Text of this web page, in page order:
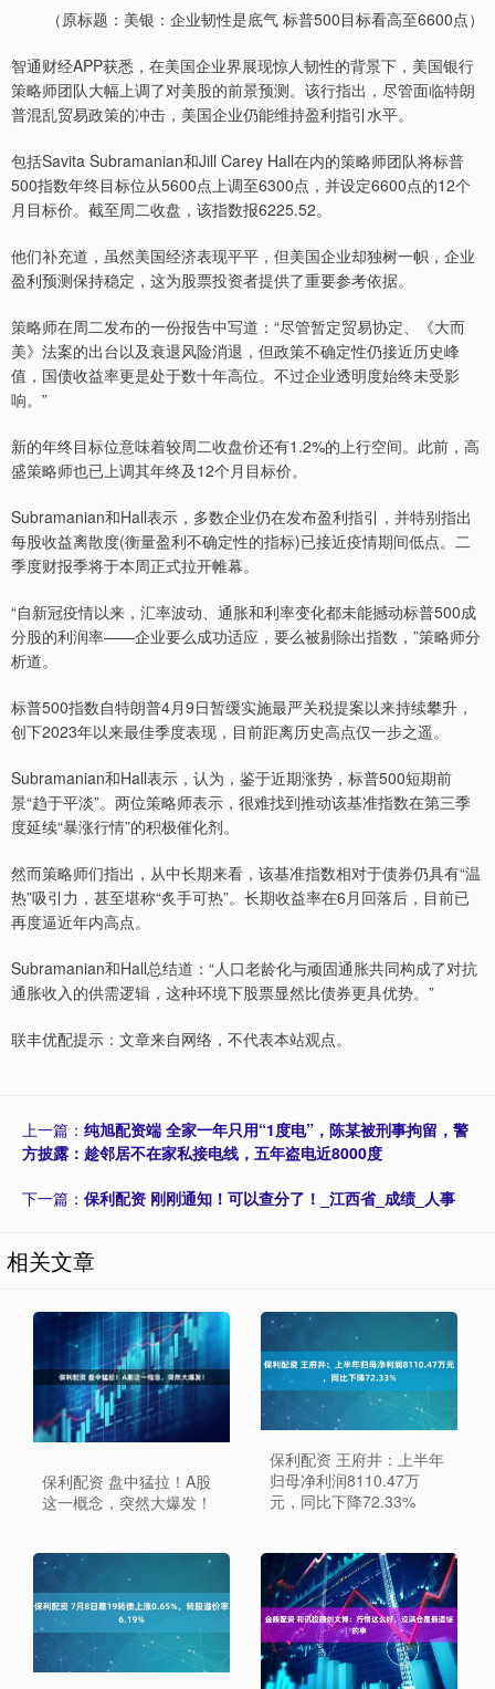
（原标题：美银：企业韧性是底气 标普500目标看高至6600点）
智通财经APP获悉，在美国企业界展现惊人韧性的背景下，美国银行
策略师团队大幅上调了对美股的前景预测。该行指出，尽管面临特朗
普混乱贸易政策的冲击，美国企业仍能维持盈利指引水平。
包括Savita Subramanian和Jill Carey Hall在内的策略师团队将标普
500指数年终目标位从5600点上调至6300点，并设定6600点的12个
月目标价。截至周二收盘，该指数报6225.52。
他们补充道，虽然美国经济表现平平，但美国企业却独树一帜，企业
盈利预测保持稳定，这为股票投资者提供了重要参考依据。
策略师在周二发布的一份报告中写道：“尽管暂定贸易协定、《大而
美》法案的出台以及衰退风险消退，但政策不确定性仍接近历史峰
值，国债收益率更是处于数十年高位。不过企业透明度始终未受影
响。”
新的年终目标位意味着较周二收盘价还有1.2%的上行空间。此前，高
盛策略师也已上调其年终及12个月目标价。
Subramanian和Hall表示，多数企业仍在发布盈利指引，并特别指出
每股收益离散度(衡量盈利不确定性的指标)已接近疫情期间低点。二
季度财报季将于本周正式拉开帷幕。
“自新冠疫情以来，汇率波动、通胀和利率变化都未能撼动标普500成
分股的利润率——企业要么成功适应，要么被剔除出指数，”策略师分
析道。
标普500指数自特朗普4月9日暂缓实施最严关税提案以来持续攀升，
创下2023年以来最佳季度表现，目前距离历史高点仅一步之遥。
Subramanian和Hall表示，认为，鉴于近期涨势，标普500短期前
景“趋于平淡”。两位策略师表示，很难找到推动该基准指数在第三季
度延续“暴涨行情”的积极催化剂。
然而策略师们指出，从中长期来看，该基准指数相对于债券仍具有“温
热”吸引力，甚至堪称“炙手可热”。长期收益率在6月回落后，目前已
再度逼近年内高点。
Subramanian和Hall总结道：“人口老龄化与顽固通胀共同构成了对抗
通胀收入的供需逻辑，这种环境下股票显然比债券更具优势。”
联丰优配提示：文章来自网络，不代表本站观点。
上一篇： 纯旭配资端 全家一年只用“1度电”，陈某被刑事拘留，警
方披露：趁邻居不在家私接电线，五年盗电近8000度
下一篇： 保利配资 刚刚通知！可以查分了！_江西省_成绩_人事
相关文章
保利配资 盘中猛拉！A股
这一概念，突然大爆发！
保利配资 王府井：上半年
归母净利润8110.47万
元，同比下降72.33%